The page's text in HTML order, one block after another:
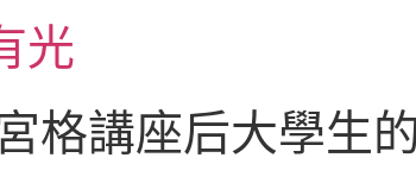
光
格講座后大學生